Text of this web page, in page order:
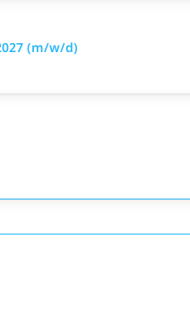
(m/w/d)